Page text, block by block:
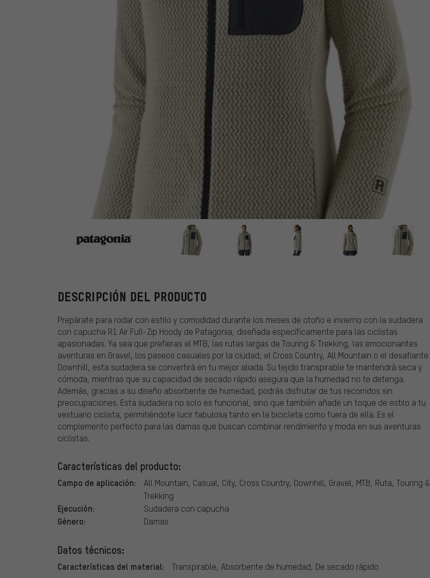
Patagonia
DESCRIPCIÓN DEL PRODUCTO
Prepárate para rodar con estilo y comodidad durante los meses de otoño e invierno con la sudadera
con capucha R1 Air Full-Zip Hoody de Patagonia, diseñada específicamente para las ciclistas
apasionadas. Ya sea que prefieras el MTB, las rutas largas de Touring & Trekking, las emocionantes
aventuras en Gravel, los paseos casuales por la ciudad, el Cross Country, All Mountain o el desafiante
Downhill, esta sudadera se convertirá en tu mejor aliada. Su tejido transpirable te mantendrá seca y
cómoda, mientras que su capacidad de secado rápido asegura que la humedad no te detenga.
Además, gracias a su diseño absorbente de humedad, podrás disfrutar de tus recorridos sin
preocupaciones. Esta sudadera no solo es funcional, sino que también añade un toque de estilo a tu
vestuario ciclista, permitiéndote lucir fabulosa tanto en la bicicleta como fuera de ella. Es el
complemento perfecto para las damas que buscan combinar rendimiento y moda en sus aventuras
ciclistas.
Características del producto:
Campo de aplicación:
All Mountain, Casual, City, Cross Country, Downhill, Gravel, MTB, Ruta, Touring &
Trekking
Ejecución: Sudadera con capucha
Género: Damas
Datos técnicos:
Características del material: Transpirable, Absorbente de humedad, De secado rápido